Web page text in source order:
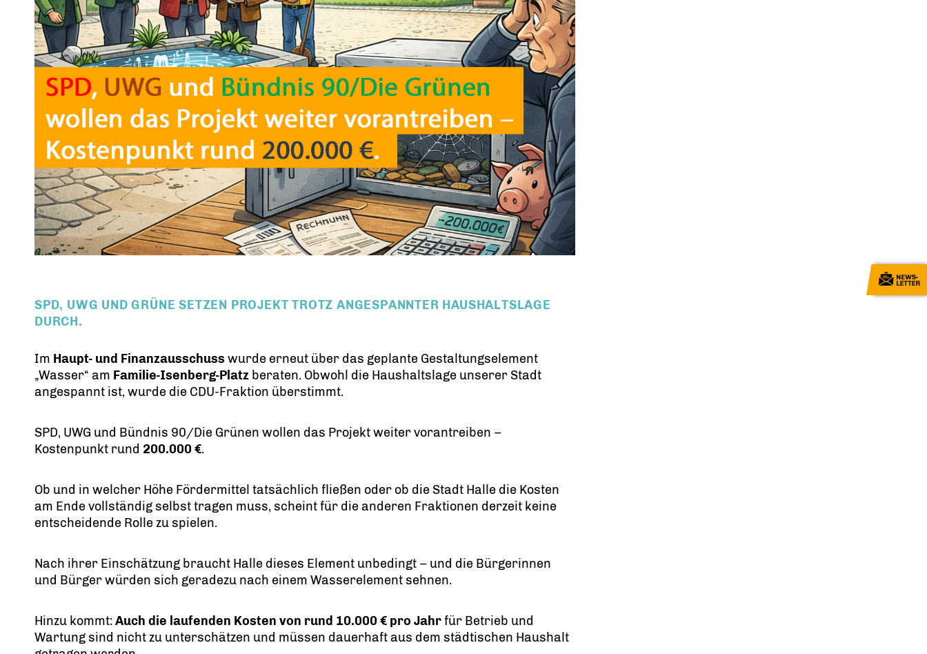
SPD, UWG UND GRÜNE SETZEN PROJEKT TROTZ ANGESPANNTER HAUSHALTSLAGE
DURCH.
Im Haupt- und Finanzausschuss wurde erneut über das geplante Gestaltungselement
Wasser“ am Familie-Isenberg-Platz beraten. Obwohl die Haushaltslage unserer Stadt
angespannt ist, wurde die CDU-Fraktion überstimmt.
SPD, UWG und Bündnis 90/Die Grünen wollen das Projekt weiter vorantreiben –
Kostenpunkt rund 200.000.
Ob und in welcher Höhe Fördermittel tatsächlich fließen oder ob die Stadt Halle die Kosten
am Ende vollständig selbst tragen muss, scheint für die anderen Fraktionen derzeit keine
entscheidende Rolle zu spielen.
Nach ihrer Einschätzung braucht Halle dieses Element unbedingt – und die Bürgerinnen
und Bürger würden sich geradezu nach einem Wasserelement sehnen.
Hinzu kommt: Auch die laufenden Kosten von rund 10.000 € pro Jahrfür Betrieb und
Wartung sind nicht zu unterschätzen und müssen dauerhaft aus dem städtischen Haushalt